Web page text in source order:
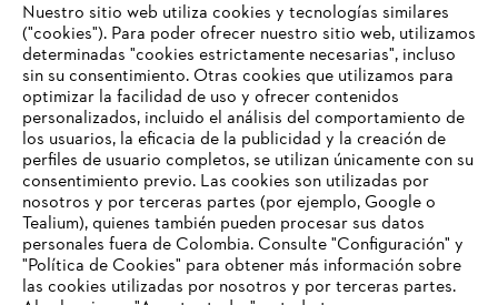
#STIHLCOLOMBIA
Nuestra empresa
Nuestro sitio web utiliza cookies y tecnologías similares
("cookies"). Para poder ofrecer nuestro sitio web, utilizamos
determinadas "cookies estrictamente necesarias", incluso
sin su consentimiento. Otras cookies que utilizamos para
optimizar la facilidad de uso y ofrecer contenidos
personalizados, incluido el análisis del comportamiento de
los usuarios, la eficacia de la publicidad y la creación de
perfiles de usuario completos, se utilizan únicamente con su
consentimiento previo. Las cookies son utilizadas por
nosotros y por terceras partes (por ejemplo, Google o
Tealium), quienes también pueden procesar sus datos
personales fuera de Colombia. Consulte "Configuración" y
"Política de Cookies" para obtener más información sobre
las cookies utilizadas por nosotros y por terceras partes.